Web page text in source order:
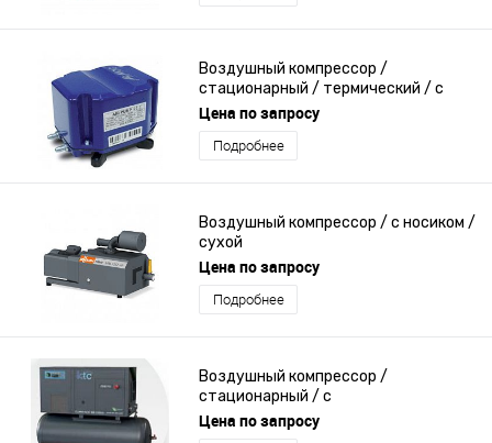
Воздушный компрессор /
стационарный / термический / с
линейной мембраной
Цена по запросу
Подробнее
Воздушный компрессор / с носиком /
сухой
Цена по запросу
Подробнее
Воздушный компрессор /
стационарный / с
электродвигателем / винтовой
Цена по запросу